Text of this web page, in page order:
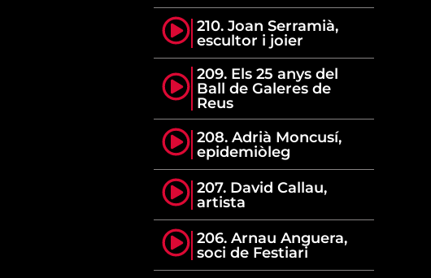
210. Joan Serramià,
escultor i joier
209. Els 25 anys del
Ball de Galeres de
Reus
208. Adrià Moncusí,
epidemiòleg
207. David Callau,
artista
206. Arnau Anguera,
soci de Festiari